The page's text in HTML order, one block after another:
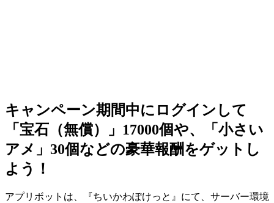
キャンペーン期間中にログインして
「宝石（無償）」17000個や、「小さい
アメ」30個などの豪華報酬をゲットし
よう！
アプリボットは、『ちいかわぽけっと』にて、 サーバー環境